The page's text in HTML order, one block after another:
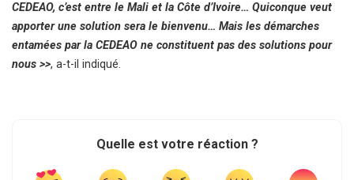
CEDEAO, c’est entre le Mali et la Côte d’Ivoire… Quiconque veut
apporter une solution sera le bienvenu… Mais les démarches
entamées par la CEDEAO ne constituent pas des solutions pour
nous >>, a-t-il indiqué.
Quelle est votre réaction ?